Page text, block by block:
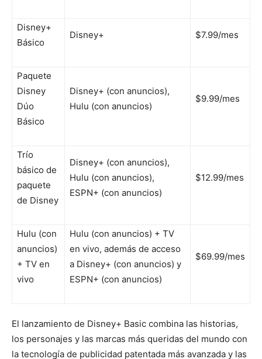
Disney+
Básico
Disney+ $7.99/mes
Paquete
Disney
Dúo
Básico
Disney+ (con anuncios),
Hulu (con anuncios)
$9.99/mes
Trío
básico de
paquete
de Disney
Disney+ (con anuncios),
Hulu (con anuncios),
ESPN+ (con anuncios)
$12.99/mes
Hulu (con
anuncios)
+ TV en
vivo
Hulu (con anuncios) + TV
en vivo, además de acceso
a Disney+ (con anuncios) y
ESPN+ (con anuncios)
$69.99/mes
El lanzamiento de Disney+ Basic combina las historias,
los personajes y las marcas más queridas del mundo con
la tecnología de publicidad patentada más avanzada y las